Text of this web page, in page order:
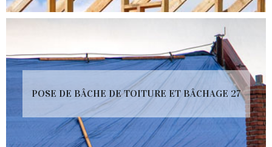
POSE DE BÂCHE DE TOITURE ET BÂCHAGE 27